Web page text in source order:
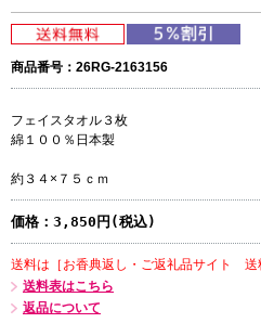
商品番号：26RG-2163156
フェイスタオル３枚
綿１００％日本製
約３４×７５ｃｍ
価格： 3,850円(税込)
送料は［お香典返し・ご返礼品サイト 送
送料表はこちら
返品について